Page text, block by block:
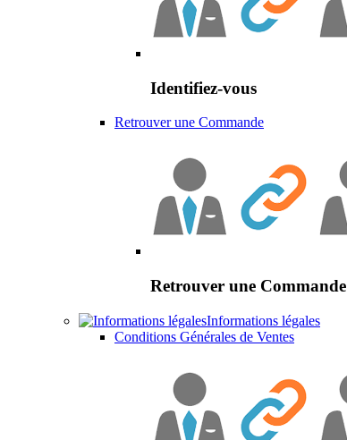
Identifiez-vous
Retrouver une Commande
Retrouver une Commande
Informations légales
Conditions Générales de Ventes